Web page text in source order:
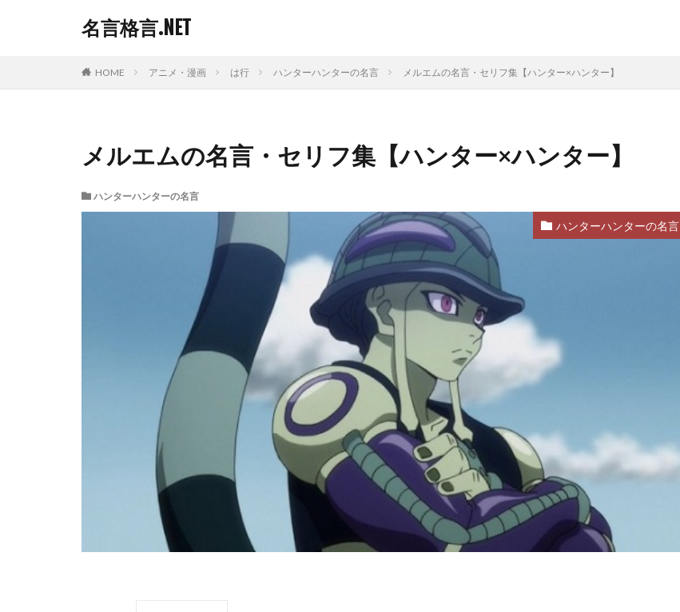
名言格言.NET
HOME アニメ・漫画 は行 ハンターハンターの名言 メルエムの名言・セリフ集【ハンター×ハンター】
メルエムの名言・セリフ集【ハンター×ハンター】
ハンターハンターの名言
ハンターハンターの名言